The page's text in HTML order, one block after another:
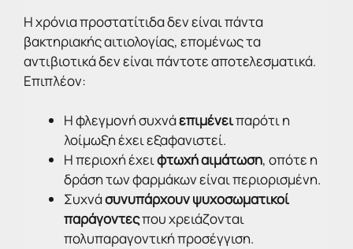
Η χρόνια προστατίτιδα δεν είναι πάντα
βακτηριακής αιτιολογίας, επομένως τα
αντιβιοτικά δεν είναι πάντοτε αποτελεσματικά.
Επιπλέον:
Η φλεγμονή συχνάεπιμένειπαρότι η
λοίμωξη έχει εξαφανιστεί.
Η περιοχή έχειφτωχή αιμάτωση, οπότε η
δράση των φαρμάκων είναι περιορισμένη.
Συχνάσυνυπάρχουν ψυχοσωματικοί
παράγοντεςπου χρειάζονται
πολυπαραγοντική προσέγγιση.